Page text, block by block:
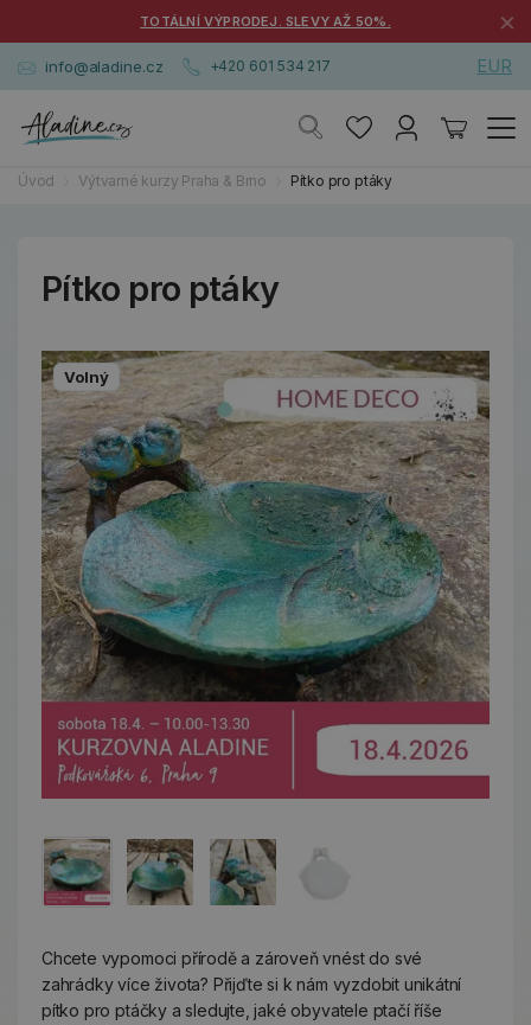
TOTÁLNÍ VÝPRODEJ. SLEVY AŽ 50%. ×
info@aladine.cz +420 601 534 217 EUR
Úvod Výtvarné kurzy Praha & Brno Pítko pro ptáky
Pítko pro ptáky
Volný
Chcete vypomoci přírodě a zároveň vnést do své
zahrádky více života? Přijďte si k nám vyzdobit unikátní
pítko pro ptáčky a sledujte, jaké obyvatele ptačí říše